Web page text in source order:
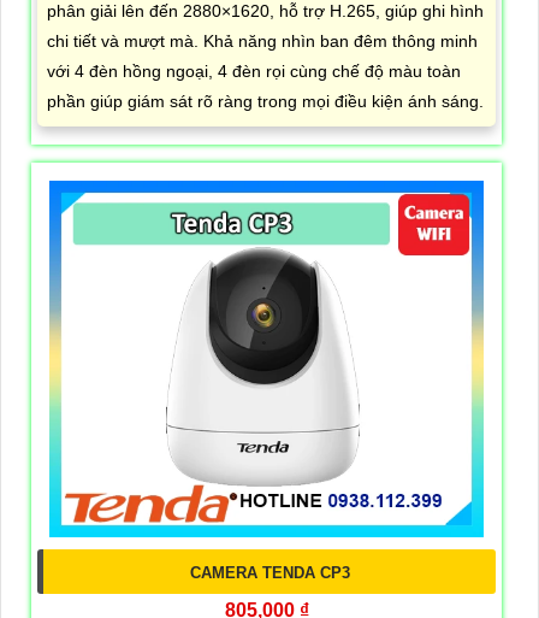
phân giải lên đến 2880×1620, hỗ trợ H.265, giúp ghi hình
chi tiết và mượt mà. Khả năng nhìn ban đêm thông minh
với 4 đèn hồng ngoại, 4 đèn rọi cùng chế độ màu toàn
phần giúp giám sát rõ ràng trong mọi điều kiện ánh sáng.
CAMERA TENDA CP3
805,000 ₫